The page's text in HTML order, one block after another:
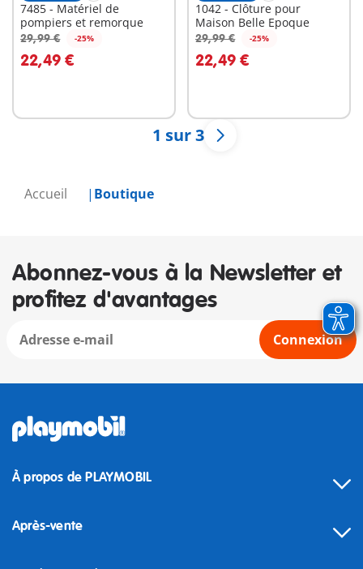
Accueil Boutique
7485 - Matériel de
pompiers et remorque
29,99 € -25%
22,49 €
Au panier
1042 - Clôture pour
Maison Belle Epoque
29,99 € -25%
22,49 €
Au panier
1 sur 3
Abonnez-vous à la Newsletter et
profitez d'avantages
Connexion
À propos de PLAYMOBIL
Après-vente